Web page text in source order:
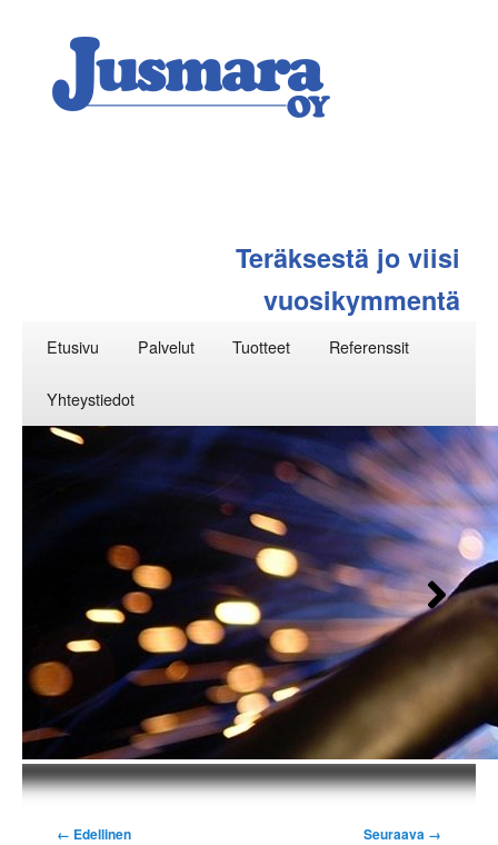
Teräksestä jo viisi
vuosikymmentä
Siirry
sisältöön
Etusivu Palvelut Tuotteet Referenssit
Yhteystiedot
Kuvien
← Edellinen Seuraava →